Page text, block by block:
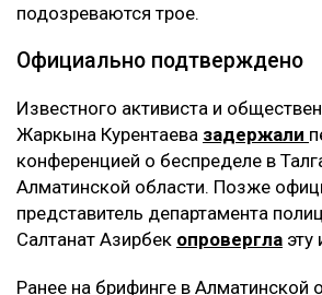
подозреваются трое.
Официально подтверждено
Известного активиста и
Жаркына Курентаева задержали
конференцией о беспределе в
Алматинской области. Позже
представитель департамента
Салтанат Азирбек опровергла
Ранее на брифинге в Алматинской